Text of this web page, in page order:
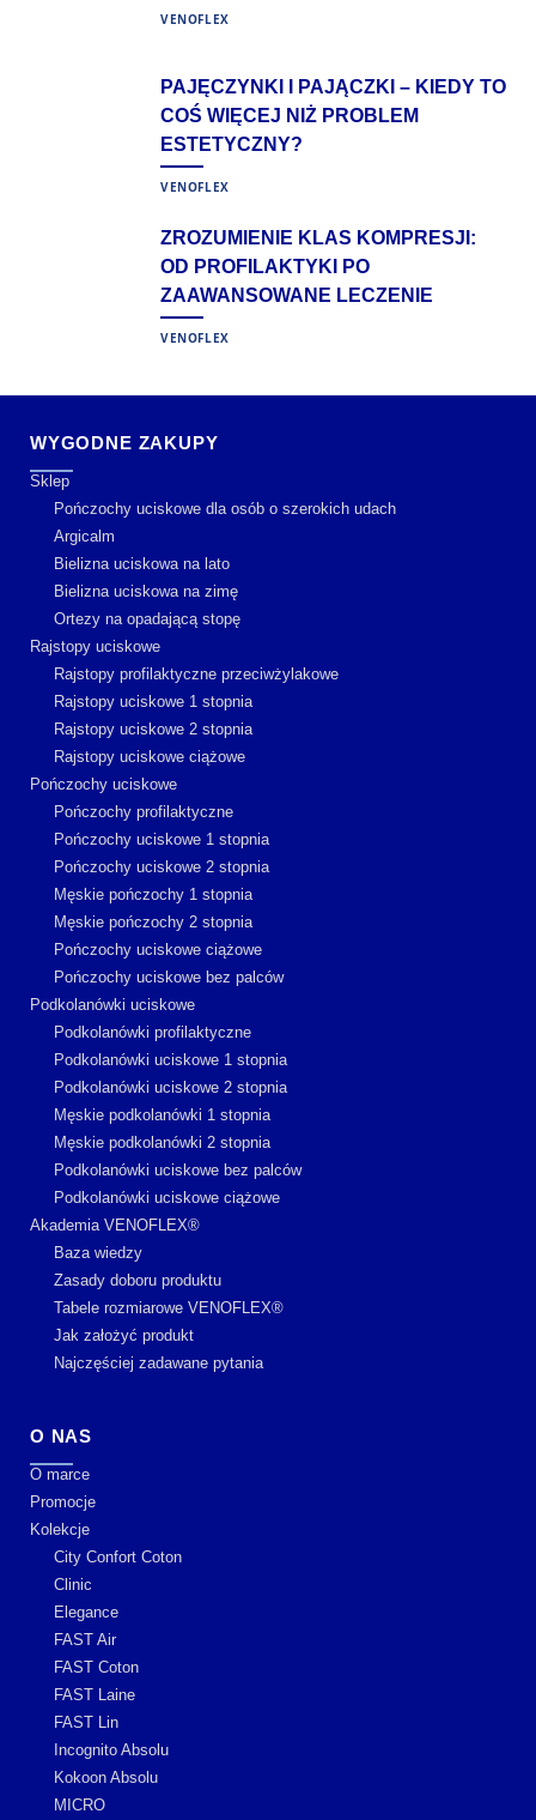
VENOFLEX
PAJĘCZYNKI I PAJĄCZKI – KIEDY TO
COŚ WIĘCEJ NIŻ PROBLEM
ESTETYCZNY?
VENOFLEX
ZROZUMIENIE KLAS KOMPRESJI:
OD PROFILAKTYKI PO
ZAAWANSOWANE LECZENIE
VENOFLEX
WYGODNE ZAKUPY
Sklep
Pończochy uciskowe dla osób o szerokich udach
Argicalm
Bielizna uciskowa na lato
Bielizna uciskowa na zimę
Ortezy na opadającą stopę
Rajstopy uciskowe
Rajstopy profilaktyczne przeciwżylakowe
Rajstopy uciskowe 1 stopnia
Rajstopy uciskowe 2 stopnia
Rajstopy uciskowe ciążowe
Pończochy uciskowe
Pończochy profilaktyczne
Pończochy uciskowe 1 stopnia
Pończochy uciskowe 2 stopnia
Męskie pończochy 1 stopnia
Męskie pończochy 2 stopnia
Pończochy uciskowe ciążowe
Pończochy uciskowe bez palców
Podkolanówki uciskowe
Podkolanówki profilaktyczne
Podkolanówki uciskowe 1 stopnia
Podkolanówki uciskowe 2 stopnia
Męskie podkolanówki 1 stopnia
Męskie podkolanówki 2 stopnia
Podkolanówki uciskowe bez palców
Podkolanówki uciskowe ciążowe
Akademia VENOFLEX®
Baza wiedzy
Zasady doboru produktu
Tabele rozmiarowe VENOFLEX®
Jak założyć produkt
Najczęściej zadawane pytania
O NAS
O marce
Promocje
Kolekcje
City Confort Coton
Clinic
Elegance
FAST Air
FAST Coton
FAST Laine
FAST Lin
Incognito Absolu
Kokoon Absolu
MICRO